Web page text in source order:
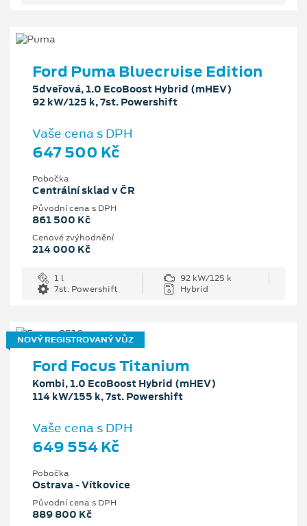
Ford Puma Bluecruise Edition
5dveřová, 1.0 EcoBoost Hybrid (mHEV)
92 kW/125 k, 7st. Powershift
Vaše cena s DPH
647 500 Kč
Pobočka
Centrální sklad v ČR
Původní cena s DPH
861 500 Kč
Cenové zvýhodnění
214 000 Kč
1 l
92 kW/125 k
7st. Powershift
Hybrid
NOVÝ REGISTROVANÝ VŮZ
Ford Focus Titanium
Kombi, 1.0 EcoBoost Hybrid (mHEV)
114 kW/155 k, 7st. Powershift
Vaše cena s DPH
649 554 Kč
Pobočka
Ostrava - Vítkovice
Původní cena s DPH
889 800 Kč